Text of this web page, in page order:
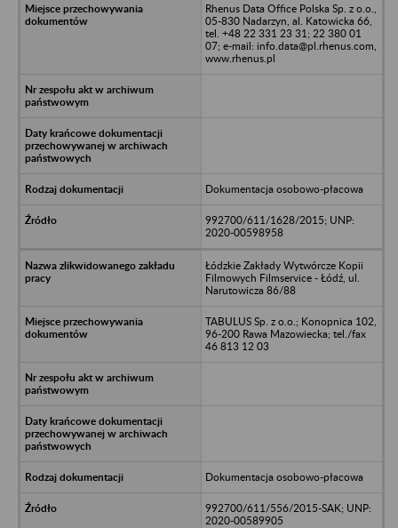
Rhenus Data Office Polska Sp. z o.o.,
05-830 Nadarzyn, al. Katowicka 66,
tel. +48 22 331 23 31; 22 380 01
07; e-mail: info.data@pl.rhenus.com,
www.rhenus.pl
Dokumentacja osobowo-płacowa
992700/611/1628/2015; UNP:
2020-00598958
Łódzkie Zakłady Wytwórcze Kopii
Filmowych Filmservice - Łódź, ul.
Narutowicza 86/88
TABULUS Sp. z o.o.; Konopnica 102,
96-200 Rawa Mazowiecka; tel./fax
46 813 12 03
Dokumentacja osobowo-płacowa
992700/611/556/2015-SAK; UNP:
2020-00589905